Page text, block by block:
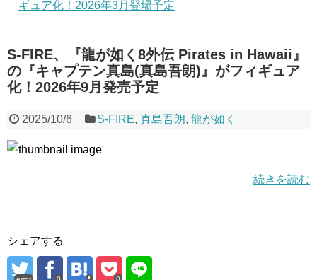
ギュア化！2026年3月登場予定
S-FIRE、『龍が如く8外伝 Pirates in Hawaii』
の『キャプテン真島(真島吾朗)』がフィギュア
化！2026年9月発売予定
2025/10/6 S-FIRE,真島吾朗,龍が如く
続きを読む
シェアする